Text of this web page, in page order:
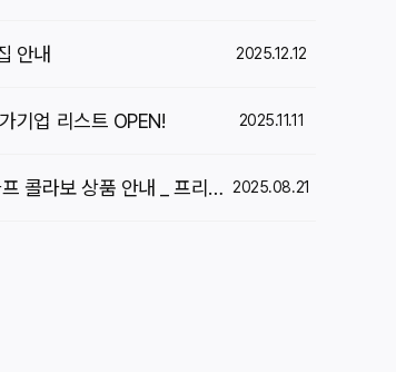
안내 2025.12.12
기업 리스트 OPEN! 2025.11.11
[2025 코리아푸드페어] 10주년 기념 고카프 콜라보 상품 안내 _ 프리미엄 풀패키지 참가 안내 2025.08.21